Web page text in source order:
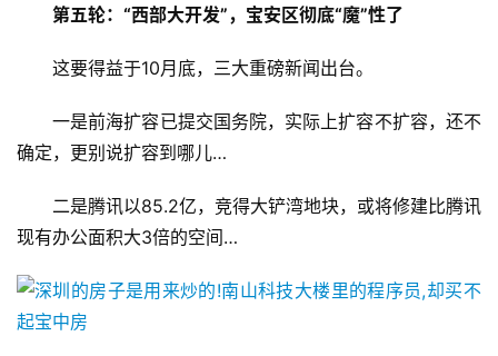
我
联
第五轮：“西部大开发”，宝安区彻底“魔”性了
这要得益于10月底，三大重磅新闻出台。
一是前海扩容已提交国务院，实际上扩容不扩容，还不
确定，更别说扩容到哪儿…
二是腾讯以85.2亿，竞得大铲湾地块，或将修建比腾讯
现有办公面积大3倍的空间…